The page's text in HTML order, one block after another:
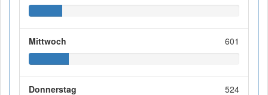
Mittwoch 601
Donnerstag 524